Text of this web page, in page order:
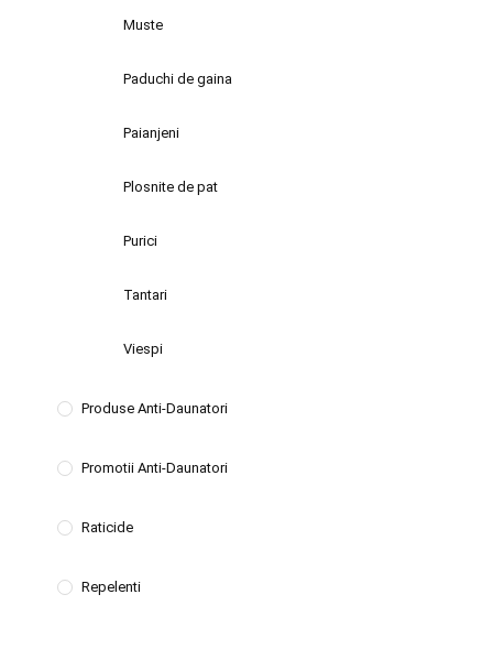
Muste
Paduchi de gaina
Paianjeni
Plosnite de pat
Purici
Tantari
Viespi
Produse Anti-Daunatori
Promotii Anti-Daunatori
Raticide
Repelenti